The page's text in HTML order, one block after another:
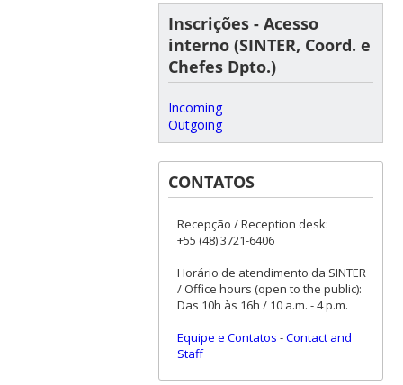
Inscrições - Acesso
interno (SINTER, Coord. e
Chefes Dpto.)
Incoming
Outgoing
CONTATOS
Recepção / Reception desk:
+55 (48) 3721-6406
Horário de atendimento da SINTER
/ Office hours (open to the public):
Das 10h às 16h / 10 a.m. - 4 p.m.
Equipe e Contatos -Contact and
Staff